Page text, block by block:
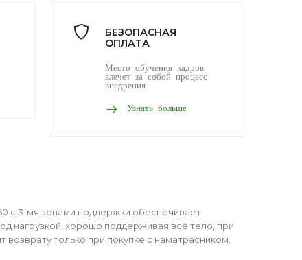
БЕЗОПАСНАЯ
ОПЛАТА
Место обучения кадров
влечет за собой процесс
внедрения
Узнать больше
с 3-мя зонами поддержки обеспечивает
нагрузкой, хорошо поддерживая всё тело, при
только при покупке с наматрасником.